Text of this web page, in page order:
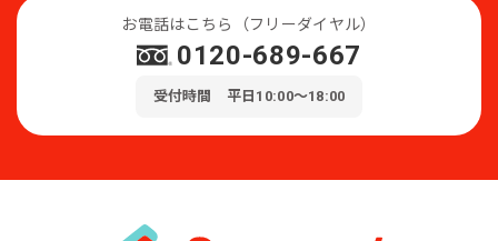
お電話はこちら（フリーダイヤル）
0120-689-667
受付時間 平日10:00～18:00